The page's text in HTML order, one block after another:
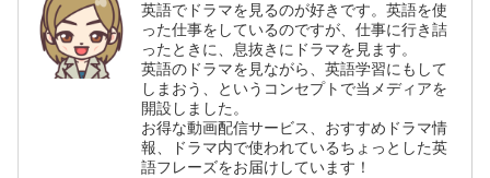
英語でドラマを見るのが好きです。英語を使
った仕事をしているのですが、仕事に行き詰
ったときに、息抜きにドラマを見ます。
英語のドラマを見ながら、英語学習にもして
しまおう、というコンセプトで当メディアを
開設しました。
お得な動画配信サービス、おすすめドラマ情
報、ドラマ内で使われているちょっとした英
語フレーズをお届けしています！